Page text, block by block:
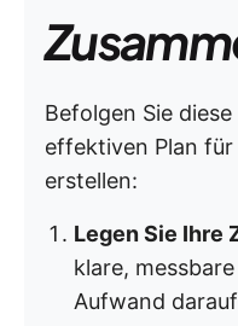
Befolgen Sie
effektiven Plan für
erstellen:
Legen Sie Ihre
klare,
Aufwand